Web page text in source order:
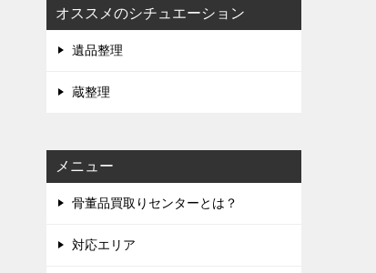
オススメのシチュエーション
遺品整理
蔵整理
メニュー
骨董品買取りセンターとは？
対応エリア